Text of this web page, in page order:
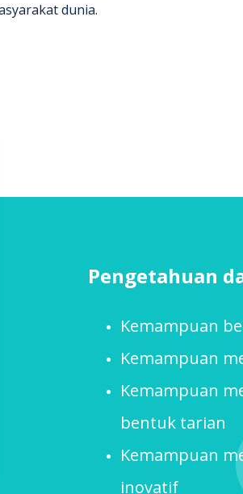
dunia.
Pengetahuan
Kemampuan
Kemampuan
Kemampuan
bentuk tarian
Kemampuan
inovatif